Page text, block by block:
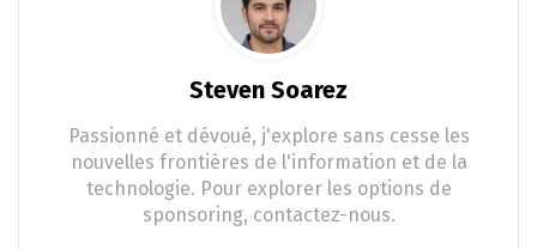
Steven Soarez
Passionné et dévoué, j'explore sans cesse les
nouvelles frontières de l'information et de la
technologie. Pour explorer les options de
sponsoring, contactez-nous.